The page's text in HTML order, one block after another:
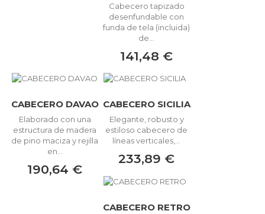
Cabecero tapizado
desenfundable con
funda de tela (incluida)
de...
141,48 €
CABECERO DAVAO
Elaborado con una
estructura de madera
de pino maciza y rejilla
en...
190,64 €
CABECERO SICILIA
Elegante, robusto y
estiloso cabecero de
líneas verticales,...
233,89 €
CABECERO RETRO